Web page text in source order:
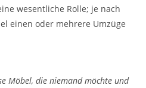
wesentliche Rolle; je nach
einen oder mehrere Umzüge
Möbel, die niemand möchte und